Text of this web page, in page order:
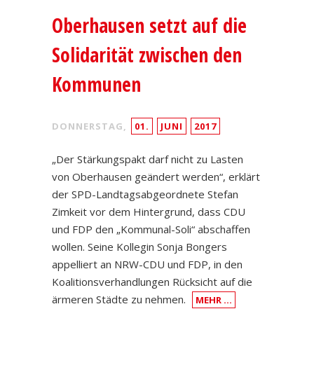
Oberhausen setzt auf die
Solidarität zwischen den
Kommunen
DONNERSTAG, 01. JUNI 2017
„Der Stärkungspakt darf nicht zu Lasten
von Oberhausen geändert werden“, erklärt
der SPD-Landtagsabgeordnete Stefan
Zimkeit vor dem Hintergrund, dass CDU
und FDP den „Kommunal-Soli“ abschaffen
wollen. Seine Kollegin Sonja Bongers
appelliert an NRW-CDU und FDP, in den
Koalitionsverhandlungen Rücksicht auf die
ärmeren Städte zu nehmen.
MEHR …